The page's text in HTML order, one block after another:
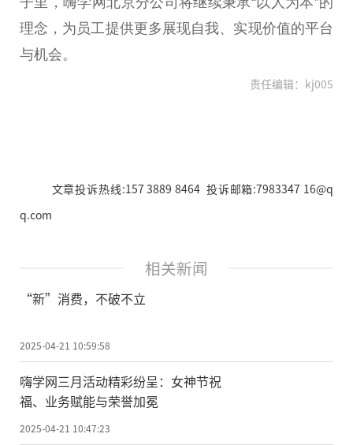
理念，为员工提供更多展现自我、实现价值的平台
与机会。
责任编辑：kj005
文章投诉热线:157 3889 8464 投诉邮箱:7983347 16@q
q.com
相关新闻
“新”消费，不破不立
2025-04-21 10:59:58
嗨学网三月活动精彩纷呈：女神节祝
福、业务赋能与荣誉加冕
2025-04-21 10:47:23